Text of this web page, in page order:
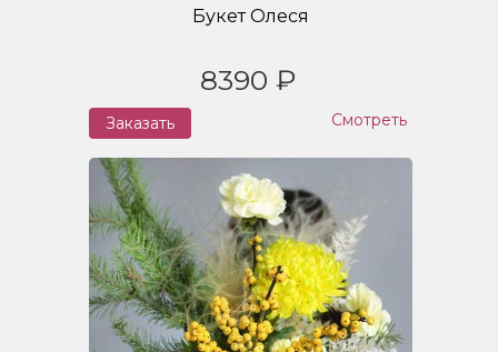
Букет Олеся
8390 ₽
Заказать Смотреть